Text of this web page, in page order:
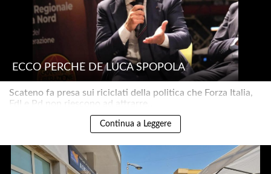
ECCO PERCHÉ DE LUCA SPOPOLA
Scateno fa presa sui riciclati della politica che Forza Italia,
FdI e Pd non riescono ad attrarre..
Continua a Leggere